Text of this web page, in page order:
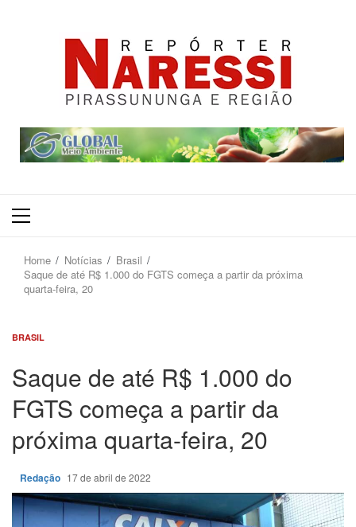
Primary
Home Notícias
Brasil
Saque de até R$ 1.000 do FGTS começa a partir da próxima
quarta-feira, 20
BRASIL
Saque de até R$ 1.000 do
FGTS começa a partir da
próxima quarta-feira, 20
Redação 17 de abril de 2022